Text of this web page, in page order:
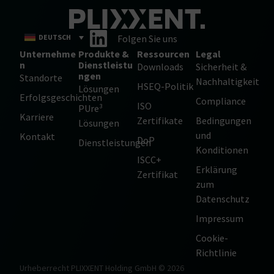
DEUTSCH
Folgen Sie uns
Unternehme
n
Standorte
Erfolgsgeschichten
Karriere
Kontakt
Produkte &
Dienstleistu
ngen
Lösungen
PUre³
Lösungen
Dienstleistungen
Ressourcen
Downloads
HSEQ-Politik
ISO
Zertifikate
DoP
ISCC+
Zertifikat
Legal
Sicherheit &
Nachhaltigkeit
Compliance
Bedingungen
und
Konditionen
Erklärung
zum
Datenschutz
Impressum
Cookie-
Richtlinie
Urheberrecht PLIXXENT Holding GmbH © 2026